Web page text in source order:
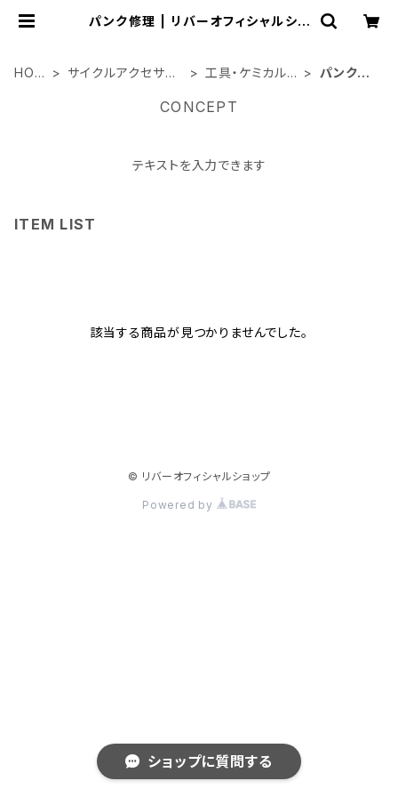
パンク修理 | リバーオフィシャルショ
HOM
サイクルアクセサリ
工具・ケミカル
パンク修
CONCEPT
テキストを入力できます
ITEM LIST
該当する商品が見つかりませんでした。
© リバーオフィシャルショップ
Powered by
ショップに質問する